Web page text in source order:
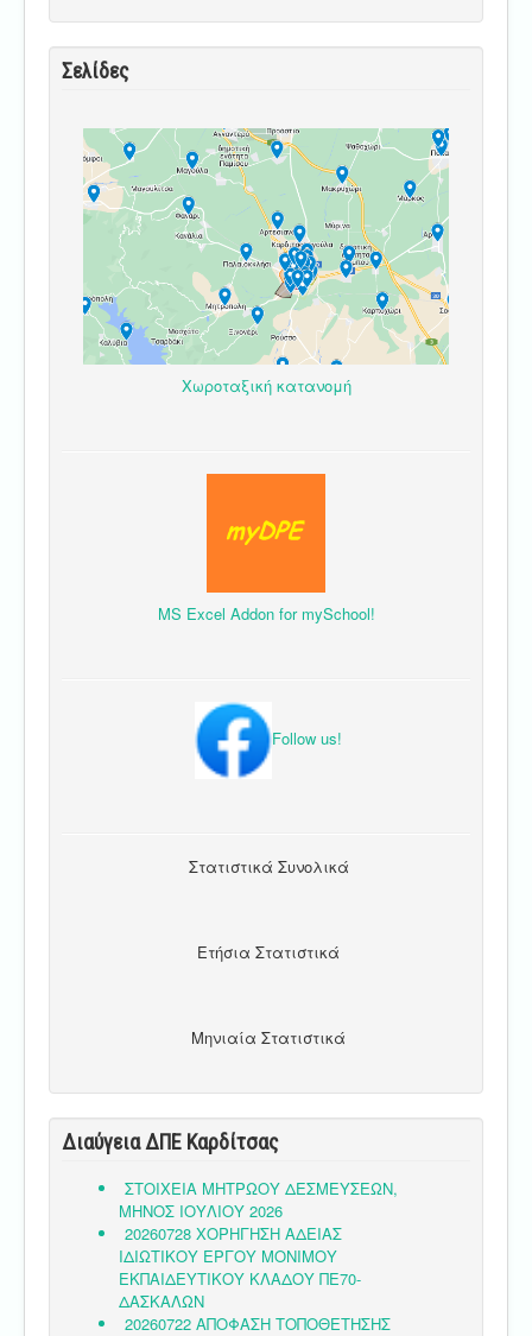
Σελίδες
Χωροταξική κατανομή
MS Excel Addon for mySchool!
Follow us!
Στατιστικά Συνολικά
Ετήσια Στατιστικά
Μηνιαία Στατιστικά
Διαύγεια ΔΠΕ Καρδίτσας